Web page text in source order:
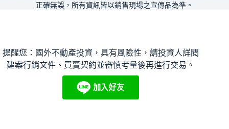
正確無誤，所有資訊皆以銷售現場之宣傳品為準。
提醒您：國外不動產投資，具有風險性，請投資人詳閱
建案行銷文件、買賣契約並審慎考量後再進行交易。